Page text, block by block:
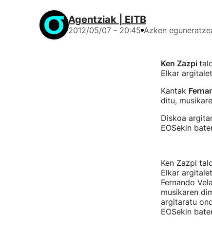
Agentziak | EITB
2012/05/07 - 20:45 Azken
Ken Zazpi
Elkar
Kantak
ditu,
Diskoa
EOSekin
Ken Zazpi
Elkar
Fernando
musikaren
argitaratu
EOSekin